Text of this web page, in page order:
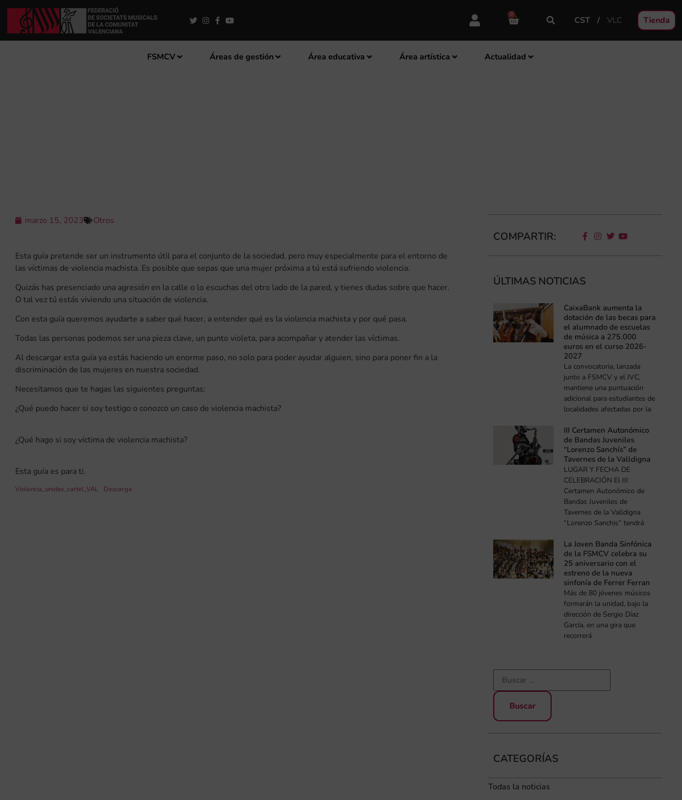
0
CST VLC Tienda
FSMCV Áreas de gestión Área educativa Área artística Actualidad
marzo 15, 2023 Otros
Esta guía pretende ser un instrumento útil para el conjunto de la sociedad, pero muy especialmente para el entorno de
las víctimas de violencia machista. Es posible que sepas que una mujer próxima a tú está sufriendo violencia.
Quizás has presenciado una agresión en la calle o lo escuchas del otro lado de la pared, y tienes dudas sobre que hacer.
O tal vez tú estás viviendo una situación de violencia.
Con esta guía queremos ayudarte a saber qué hacer, a entender qué es la violencia machista y por qué pasa.
Todas las personas podemos ser una pieza clave, un punto violeta, para acompañar y atender las víctimas.
Al descargar esta guía ya estás haciendo un enorme paso, no solo para poder ayudar alguien, sino para poner fin a la
discriminación de las mujeres en nuestra sociedad.
Necesitamos que te hagas las siguientes preguntas:
¿Qué puedo hacer si soy testigo o conozco un caso de violencia machista?
¿Qué hago si soy víctima de violencia machista?
Esta guía es para ti.
Violencia_unidas_cartel_VAL Descarga
COMPARTIR:
ÚLTIMAS NOTICIAS
CaixaBank aumenta la
dotación de las becas para
el alumnado de escuelas
de música a 275.000
euros en el curso 2026-
2027
La convocatoria, lanzada
junto a FSMCV y el IVC,
mantiene una puntuación
adicional para estudiantes de
localidades afectadas por la
III Certamen Autonómico
de Bandas Juveniles
“Lorenzo Sanchís” de
Tavernes de la Valldigna
LUGAR Y FECHA DE
CELEBRACIÓN El III
Certamen Autonómico de
Bandas Juveniles de
Tavernes de la Valldigna
“Lorenzo Sanchis” tendrá
La Joven Banda Sinfónica
de la FSMCV celebra su
25 aniversario con el
estreno de la nueva
sinfonía de Ferrer Ferran
Más de 80 jóvenes músicos
formarán la unidad, bajo la
dirección de Sergio Díaz
García, en una gira que
recorrerá
CATEGORÍAS
Todas la noticias